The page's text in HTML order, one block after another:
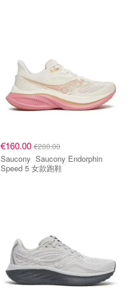
€160.00 €200.00
Saucony Saucony Endorphin
Speed 5 女款跑鞋